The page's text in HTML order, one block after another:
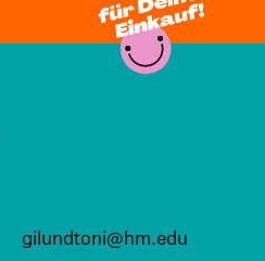
gilundtoni@hm.edu